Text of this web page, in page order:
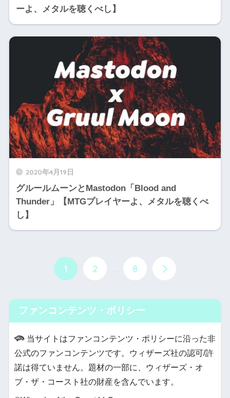
ーよ、メタルを聴くべし】
2020年4月19日
グルールムーンとMastodon「Blood and
Thunder」【MTGプレイヤーよ、メタルを聴くべ
し】
1 2 … 8
ファンコンテンツ・ポリシー
当サイトはファンコンテンツ・ポリシーに沿った非
公式のファンコンテンツです。ウィザーズ社の認可/許
諾は得ていません。題材の一部に、ウィザーズ・オ
ブ・ザ・コースト社の財産を含んでいます。